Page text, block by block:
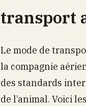
transport
Le mode de
la compagnie
des standards
de l’animal. Voici